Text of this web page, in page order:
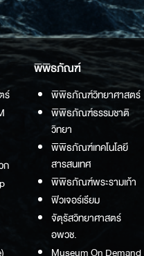
ร์
ก
พิพิธภัณฑ์
พิพิธภัณฑ์วิทยาศาสตร์
พิพิธภัณฑ์ธรรมชาติ
วิทยา
พิพิธภัณฑ์เทคโนโลยี
สารสนเทศ
พิพิธภัณฑ์พระรามเก้า
ฟิวเจอร์เรียม
จัตุรัสวิทยาศาสตร์
อพวช.